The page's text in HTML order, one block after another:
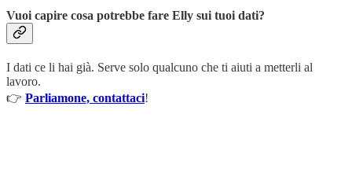
Vuoi capire cosa potrebbe fare Elly sui tuoi dati?
I dati ce li hai già. Serve solo qualcuno che ti aiuti a metterli al
lavoro.
👉 Parliamone, contattaci!